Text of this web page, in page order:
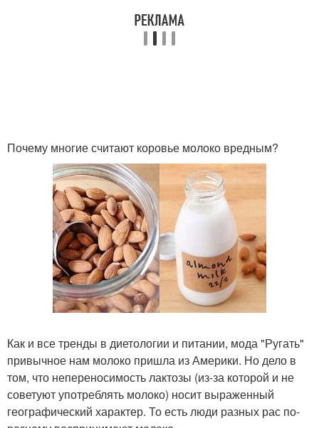
Почему многие считают коровье молоко вредным?
Как и все тренды в диетологии и питании, мода "Ругать"
привычное нам молоко пришла из Америки. Но дело в
том, что непереносимость лактозы (из-за которой и не
советуют употреблять молоко) носит выраженный
географический характер. То есть люди разных рас по-